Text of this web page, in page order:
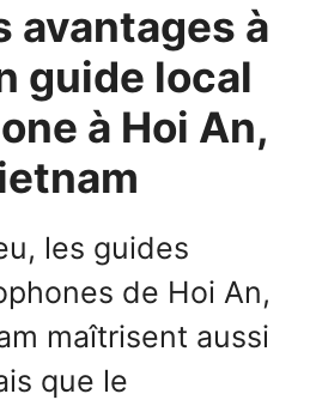
avantages à
guide local
à Hoi An,
les guides
de Hoi An,
maîtrisent aussi
que le